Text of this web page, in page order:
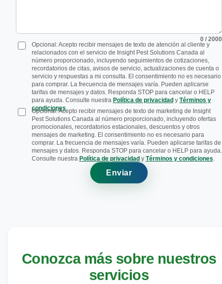
0 / 2000
Opcional: Acepto recibir mensajes de texto de atención al cliente y
relacionados con el servicio de Insight Pest Solutions Canada al
número proporcionado, incluyendo seguimientos de cotizaciones,
recordatorios de citas, avisos de servicio, actualizaciones de cuenta o
servicio y respuestas a mi consulta. El consentimiento no es necesario
para comprar. La frecuencia de mensajes varía. Pueden aplicarse
tarifas de mensajes y datos. Responda STOP para cancelar o HELP
para ayuda. Consulte nuestra Política de privacidad y Términos y
condiciones.
Opcional: Acepto recibir mensajes de texto de marketing de Insight
Pest Solutions Canada al número proporcionado, incluyendo ofertas
promocionales, recordatorios estacionales, descuentos y otros
mensajes de marketing. El consentimiento no es necesario para
comprar. La frecuencia de mensajes varía. Pueden aplicarse tarifas de
mensajes y datos. Responda STOP para cancelar o HELP para ayuda.
Consulte nuestra Política de privacidad y Términos y condiciones.
Enviar
Conozca más sobre nuestros
servicios